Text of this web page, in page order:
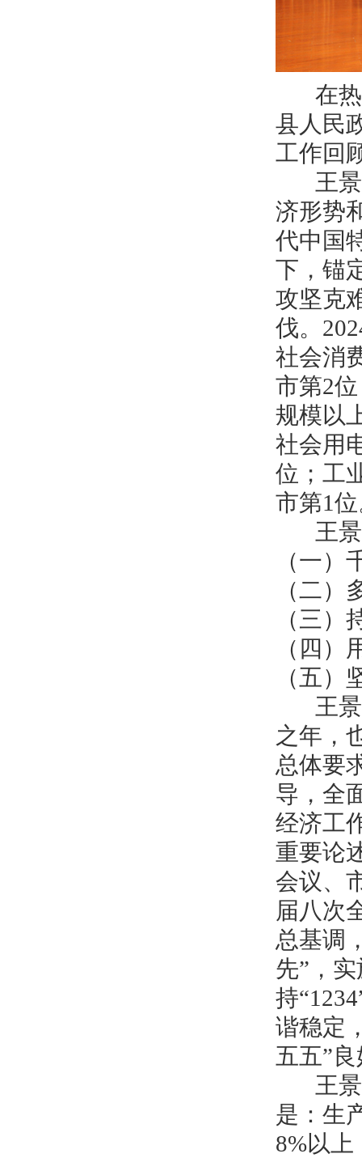
在热
县人民
工作回
王景
济形势
代中国
下，锚
攻坚克
伐。
社会消
市第2
规模以
社会用
位；工
市第1
王景
（一
（二
（三
（四
（五
王景
之年，
总体要
导，全
经济工
重要论
会议、
届八次
总基调
先”，
持
谐稳定
五五”
王景
是：生
8%以